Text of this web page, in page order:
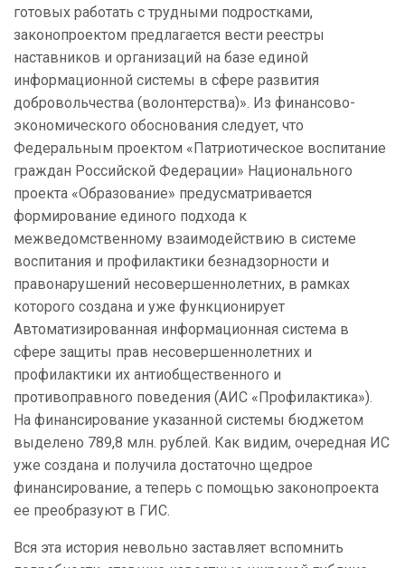
готовых работать с трудными подростками,
законопроектом предлагается вести реестры
наставников и организаций на базе единой
информационной системы в сфере развития
добровольчества (волонтерства)». Из финансово-
экономического обоснования следует, что
Федеральным проектом «Патриотическое воспитание
граждан Российской Федерации» Национального
проекта «Образование» предусматривается
формирование единого подхода к
межведомственному взаимодействию в системе
воспитания и профилактики безнадзорности и
правонарушений несовершеннолетних, в рамках
которого создана и уже функционирует
Автоматизированная информационная система в
сфере защиты прав несовершеннолетних и
профилактики их антиобщественного и
противоправного поведения (АИС «Профилактика»).
На финансирование указанной системы бюджетом
выделено 789,8 млн. рублей. Как видим, очередная ИС
уже создана и получила достаточно щедрое
финансирование, а теперь с помощью законопроекта
ее преобразуют в ГИС.
Вся эта история невольно заставляет вспомнить